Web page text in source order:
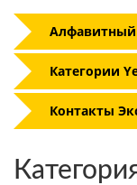
Алфавитный
Категории
Контакты